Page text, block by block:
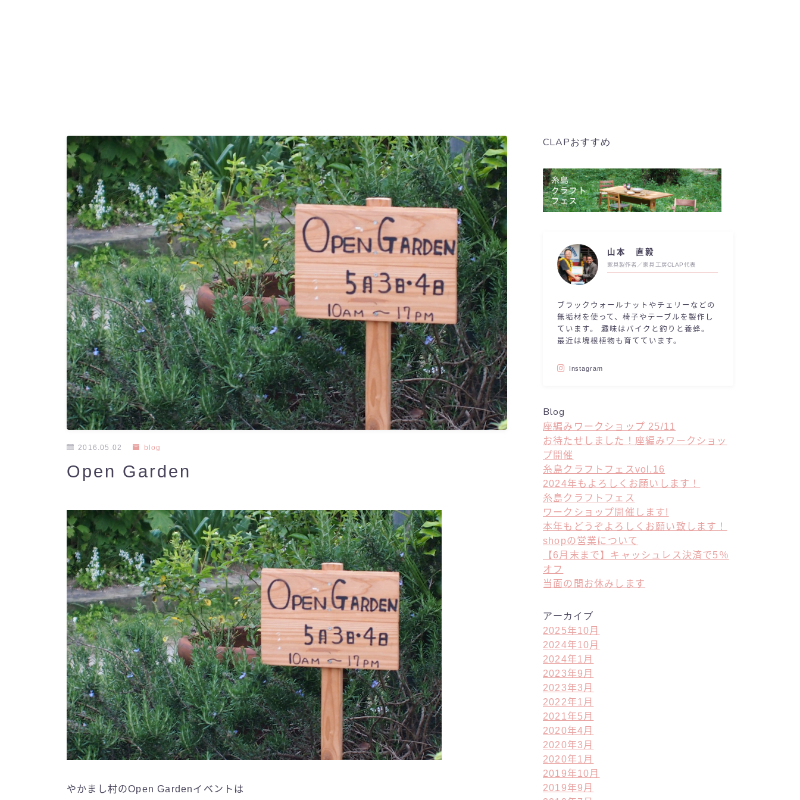
2016.05.02 blog
Open Garden
やかまし村のOpen Gardenイベントは
CLAPおすすめ
山本 直毅
家具製作者／家具工房CLAP代表
ブラックウォールナットやチェリーなどの
無垢材を使って、椅子やテーブルを製作し
ています。 趣味はバイクと釣りと養蜂。
最近は塊根植物も育てています。
Instagram
Blog
座編みワークショップ 25/11
お待たせしました！座編みワークショッ
プ開催
糸島クラフトフェスvol.16
2024年もよろしくお願いします！
糸島クラフトフェス
ワークショップ開催します!
本年もどうぞよろしくお願い致します！
shopの営業について
【6月末まで】キャッシュレス決済で5％
オフ
当面の間お休みします
アーカイブ
2025年10月
2024年10月
2024年1月
2023年9月
2023年3月
2022年1月
2021年5月
2020年4月
2020年3月
2020年1月
2019年10月
2019年9月